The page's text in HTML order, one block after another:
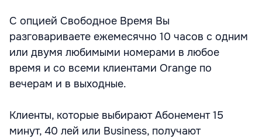
С опцией Свободное Время Вы
разговариваете ежемесячно 10 часов с одним
или двумя любимыми номерами в любое
время и со всеми клиентами Orange по
вечерам и в выходные.
Клиенты, которые выбирают Абонемент 15
минут, 40 лей или Business, получают